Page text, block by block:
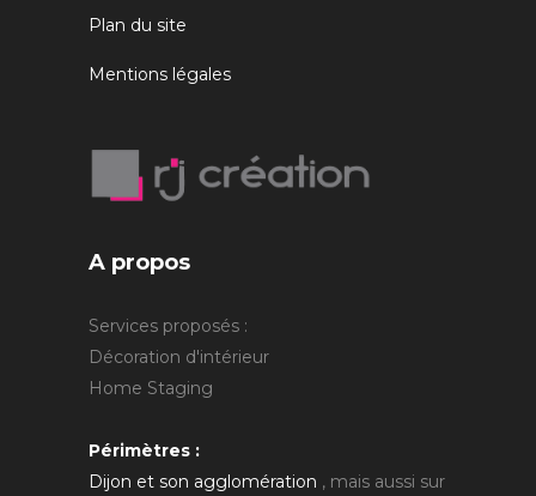
Plan du site
Mentions légales
A propos
Services proposés :
Décoration d'intérieur
Home Staging
Périmètres :
Dijon et son agglomération , mais aussi sur